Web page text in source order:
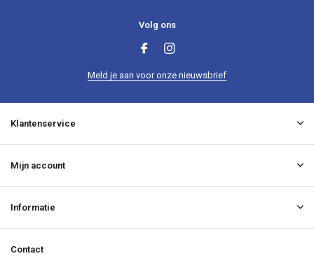
Volg ons
Meld je aan voor onze nieuwsbrief
Klantenservice
Mijn account
Informatie
Contact